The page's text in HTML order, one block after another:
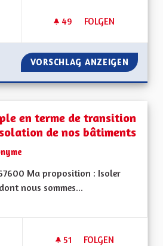
49 49 FOLLOWER
FOLGEN
INFORMATION EN
VORSCHLAG ANZEIGEN
en terme de transition
de nos bâtiments
Ma proposition : Isoler
nous sommes...
51 51 FOLLOWER
FOLGEN